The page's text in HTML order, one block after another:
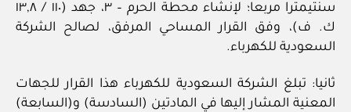
سنتيمترا مربعا؛ لإنشاء محطة الحرم – ٣، جهد (١١٠ / ١٣,٨
ك. ف)، وفق القرار المساحي المرفق، لصالح الشركة
السعودية للكهرباء.
ثانيا: تبلغ الشركة السعودية للكهرباء هذا القرار للجهات
المعنية المشار إليها في المادتين (السادسة) و(السابعة)